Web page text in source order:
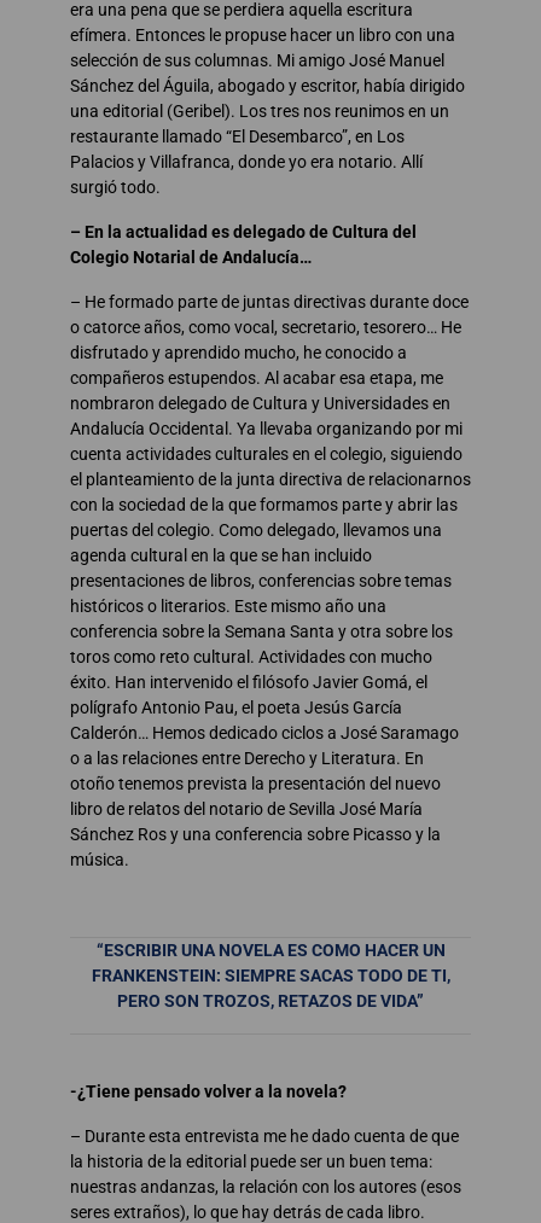
era una pena que se perdiera aquella escritura
efímera. Entonces le propuse hacer un libro con una
selección de sus columnas. Mi amigo José Manuel
Sánchez del Águila, abogado y escritor, había dirigido
una editorial (Geribel). Los tres nos reunimos en un
restaurante llamado “El Desembarco”, en Los
Palacios y Villafranca, donde yo era notario. Allí
surgió todo.
– En la actualidad es delegado de Cultura del
Colegio Notarial de Andalucía…
– He formado parte de juntas directivas durante doce
o catorce años, como vocal, secretario, tesorero… He
disfrutado y aprendido mucho, he conocido a
compañeros estupendos. Al acabar esa etapa, me
nombraron delegado de Cultura y Universidades en
Andalucía Occidental. Ya llevaba organizando por mi
cuenta actividades culturales en el colegio, siguiendo
el planteamiento de la junta directiva de relacionarnos
con la sociedad de la que formamos parte y abrir las
puertas del colegio. Como delegado, llevamos una
agenda cultural en la que se han incluido
presentaciones de libros, conferencias sobre temas
históricos o literarios. Este mismo año una
conferencia sobre la Semana Santa y otra sobre los
toros como reto cultural. Actividades con mucho
éxito. Han intervenido el filósofo Javier Gomá, el
polígrafo Antonio Pau, el poeta Jesús García
Calderón… Hemos dedicado ciclos a José Saramago
o a las relaciones entre Derecho y Literatura. En
otoño tenemos prevista la presentación del nuevo
libro de relatos del notario de Sevilla José María
Sánchez Ros y una conferencia sobre Picasso y la
música.
“ESCRIBIR UNA NOVELA ES COMO HACER UN
FRANKENSTEIN: SIEMPRE SACAS TODO DE TI,
PERO SON TROZOS, RETAZOS DE VIDA”
-¿Tiene pensado volver a la novela?
– Durante esta entrevista me he dado cuenta de que
la historia de la editorial puede ser un buen tema:
nuestras andanzas, la relación con los autores (esos
seres extraños), lo que hay detrás de cada libro.